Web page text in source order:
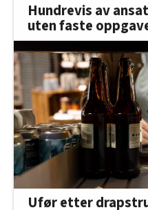
Hundrevis av
uten faste
Ufør etter